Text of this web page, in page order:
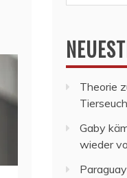
nach:
Theorie
Gaby
wieder